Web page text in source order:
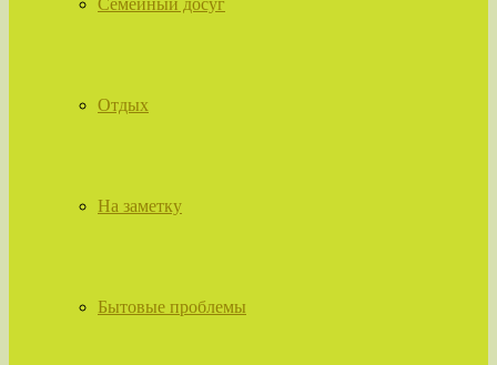
Семейный досуг
Отдых
На заметку
Бытовые проблемы